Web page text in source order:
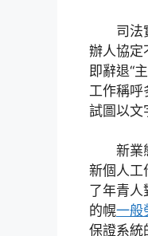
司法
辦人協定
即辭退“
工作稱呼
試圖以文
新業
新個人工
了年青人
的幌一般
保證系統